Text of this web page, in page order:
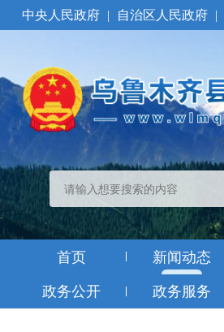
中央人民政府 | 自治区人民政府 |
首页 新闻动态
政务公开 政务服务